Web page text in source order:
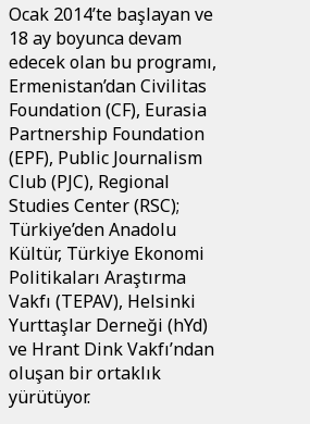
Ocak 2014’te başlayan ve
18 ay boyunca devam
edecek olan bu programı,
Ermenistan’dan Civilitas
Foundation (CF), Eurasia
Partnership Foundation
(EPF), Public Journalism
Club (PJC), Regional
Studies Center (RSC);
Türkiye’den Anadolu
Kültür, Türkiye Ekonomi
Politikaları Araştırma
Vakfı (TEPAV), Helsinki
Yurttaşlar Derneği (hYd)
ve Hrant Dink Vakfı’ndan
oluşan bir ortaklık
yürütüyor.